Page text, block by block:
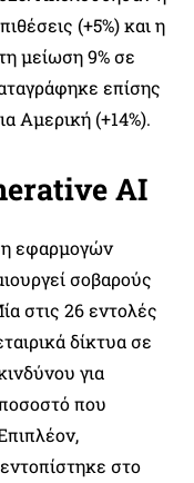
(+5%) και η
μείωση 9% σε
επίσης
Αμερική (+14%).
AI
εφαρμογών
σοβαρούς
στις 26 εντολές
δίκτυα σε
για
που
στο